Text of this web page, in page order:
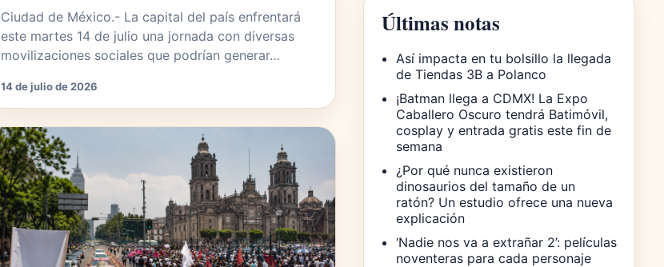
Ciudad de México.- La capital del país enfrentará
este martes 14 de julio una jornada con diversas
movilizaciones sociales que podrían generar…
14 de julio de 2026
Últimas notas
Así impacta en tu bolsillo la llegada
de Tiendas 3B a Polanco
¡Batman llega a CDMX! La Expo
Caballero Oscuro tendrá Batimóvil,
cosplay y entrada gratis este fin de
semana
¿Por qué nunca existieron
dinosaurios del tamaño de un
ratón? Un estudio ofrece una nueva
explicación
‘Nadie nos va a extrañar 2’: películas
noventeras para cada personaje